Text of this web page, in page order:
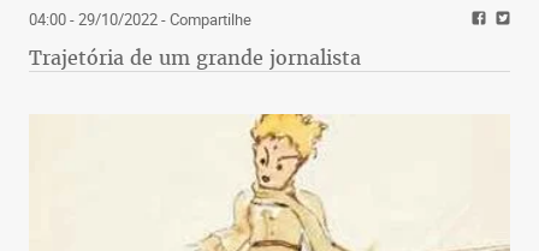
04:00 - 29/10/2022- Compartilhe
Trajetória de um grande jornalista